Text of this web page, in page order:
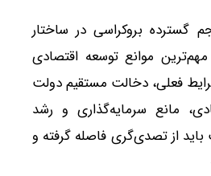
گسترده بروکراسی در ساختار
موانع توسعه اقتصادی
فعلی، دخالت مستقیم دولت
مانع سرمایه‌گذاری و رشد
از تصدی‌گری فاصله گرفته و